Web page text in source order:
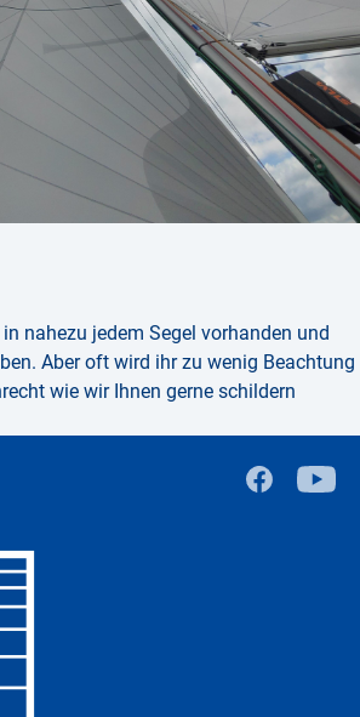
nahezu jedem Segel vorhanden und
Aber oft wird ihr zu wenig Beachtung
wie wir Ihnen gerne schildern